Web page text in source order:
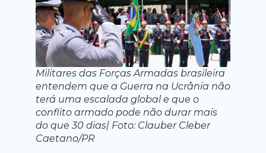
Militares das Forças Armadas brasileira
entendem que a Guerra na Ucrânia não
terá uma escalada global e que o
conflito armado pode não durar mais
do que 30 dias| Foto: Clauber Cleber
Caetano/PR